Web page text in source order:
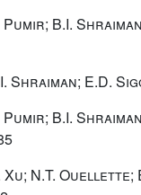
Pumir; B.I.
Shraiman; E.D.
Pumir; B.I.
Xu; N.T. Ouellette;